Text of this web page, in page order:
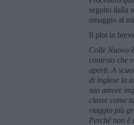
seguito dalla
omaggio al
Il plot in
Colle Nuovo
contesto che
aperti. A
di inglese la
suo amore
classe come
viaggio più
Perché non